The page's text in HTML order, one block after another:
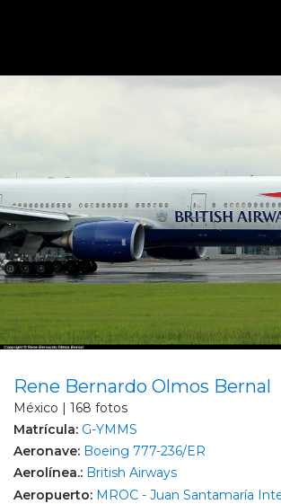
Rene Bernardo Olmos Bernal
México | 168 fotos
Matrícula: G-YMMS
Aeronave: Boeing 777-236/ER
Aerolínea.: British Airways
Aeropuerto: MROC - Juan Santamaría